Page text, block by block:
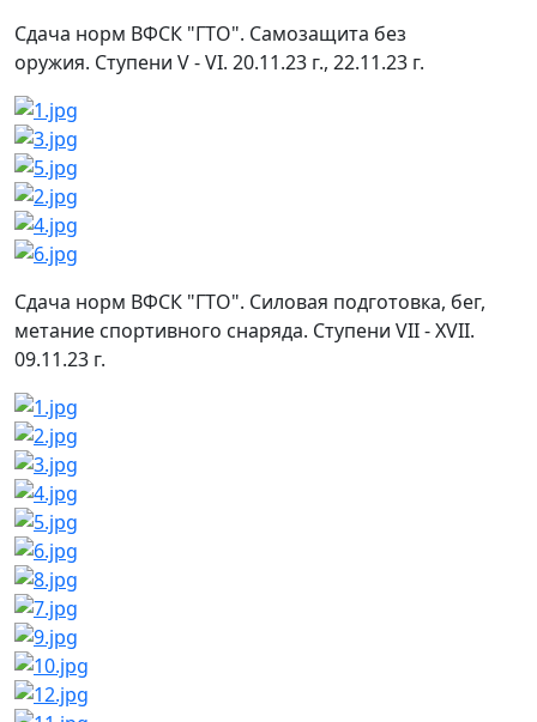
Сдача норм ВФСК "ГТО". Самозащита без
оружия. Ступени V - VI. 20.11.23 г., 22.11.23 г.
Сдача норм ВФСК "ГТО". Силовая подготовка, бег,
метание спортивного снаряда. Ступени VII - XVII.
09.11.23 г.